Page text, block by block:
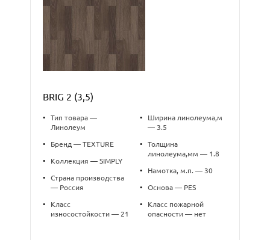
BRIG 2 (3,5)
•
Тип товара —
Линолеум
• Бренд — TEXTURE
• Коллекция — SIMPLY
•
Страна производства
— Россия
•
Класс
износостойкости — 21
•
Ширина линолеума,м
— 3.5
•
Толщина
линолеума,мм — 1.8
• Намотка, м.п. — 30
• Основа — PES
•
Класс пожарной
опасности — нет